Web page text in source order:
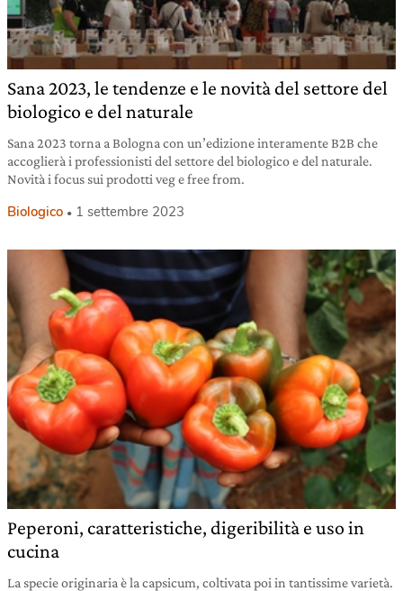
Sana 2023, le tendenze e le novità del settore del
biologico e del naturale
Sana 2023 torna a Bologna con un’edizione interamente B2B che
accoglierà i professionisti del settore del biologico e del naturale.
Novità i focus sui prodotti veg e free from.
Biologico 1 settembre 2023
Peperoni, caratteristiche, digeribilità e uso in
cucina
La specie originaria è la capsicum, coltivata poi in tantissime varietà.